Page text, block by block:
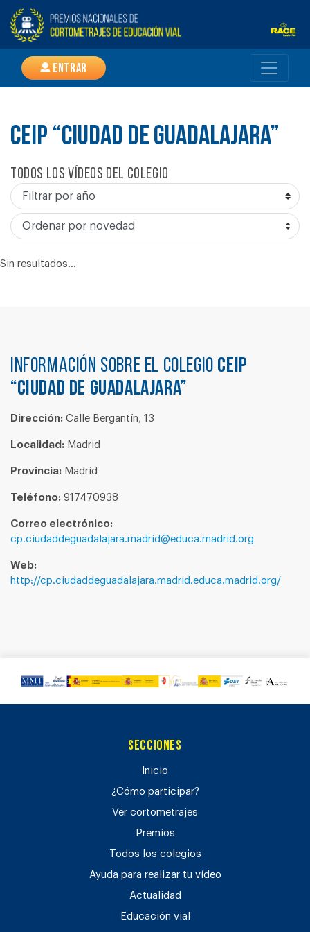
Entrar
CEIP “CIUDAD DE GUADALAJARA”
Todos los vídeos del colegio
Sin resultados...
Información sobre el colegio CEIP
“CIUDAD DE GUADALAJARA”
Dirección: Calle Bergantín, 13
Localidad: Madrid
Provincia: Madrid
Teléfono: 917470938
Correo electrónico:
cp.ciudaddeguadalajara.madrid@educa.madrid.org
Web:
http://cp.ciudaddeguadalajara.madrid.educa.madrid.org/
Secciones
Inicio
¿Cómo participar?
Ver cortometrajes
Premios
Todos los colegios
Ayuda para realizar tu vídeo
Actualidad
Educación vial